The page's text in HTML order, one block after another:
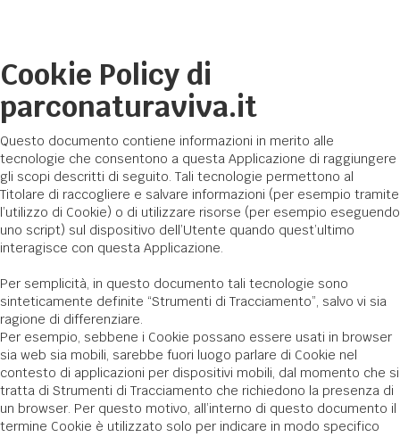
Cookie Policy di
parconaturaviva.it
Questo documento contiene informazioni in merito alle
tecnologie che consentono a questa Applicazione di raggiungere
gli scopi descritti di seguito. Tali tecnologie permettono al
Titolare di raccogliere e salvare informazioni (per esempio tramite
l’utilizzo di Cookie) o di utilizzare risorse (per esempio eseguendo
uno script) sul dispositivo dell’Utente quando quest’ultimo
interagisce con questa Applicazione.
Per semplicità, in questo documento tali tecnologie sono
sinteticamente definite “Strumenti di Tracciamento”, salvo vi sia
ragione di differenziare.
Per esempio, sebbene i Cookie possano essere usati in browser
sia web sia mobili, sarebbe fuori luogo parlare di Cookie nel
contesto di applicazioni per dispositivi mobili, dal momento che si
tratta di Strumenti di Tracciamento che richiedono la presenza di
un browser. Per questo motivo, all’interno di questo documento il
termine Cookie è utilizzato solo per indicare in modo specifico